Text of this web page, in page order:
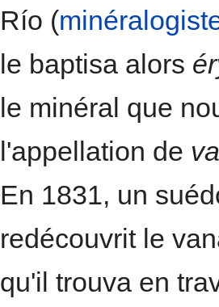
Río (
le baptisa alors
le minéral que
l'appellation de
En 1831, un
redécouvrit le
qu'il trouva en